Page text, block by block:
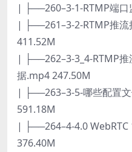
| ├──260–3-1-RTMP端
| ├──261–3-2-RTMP推
411.52M
| ├──262–3-3_4-RTMP
据.mp4 247.50M
| ├──263–3-5-哪些配置
591.18M
| ├──264–4-4.0
376.40M